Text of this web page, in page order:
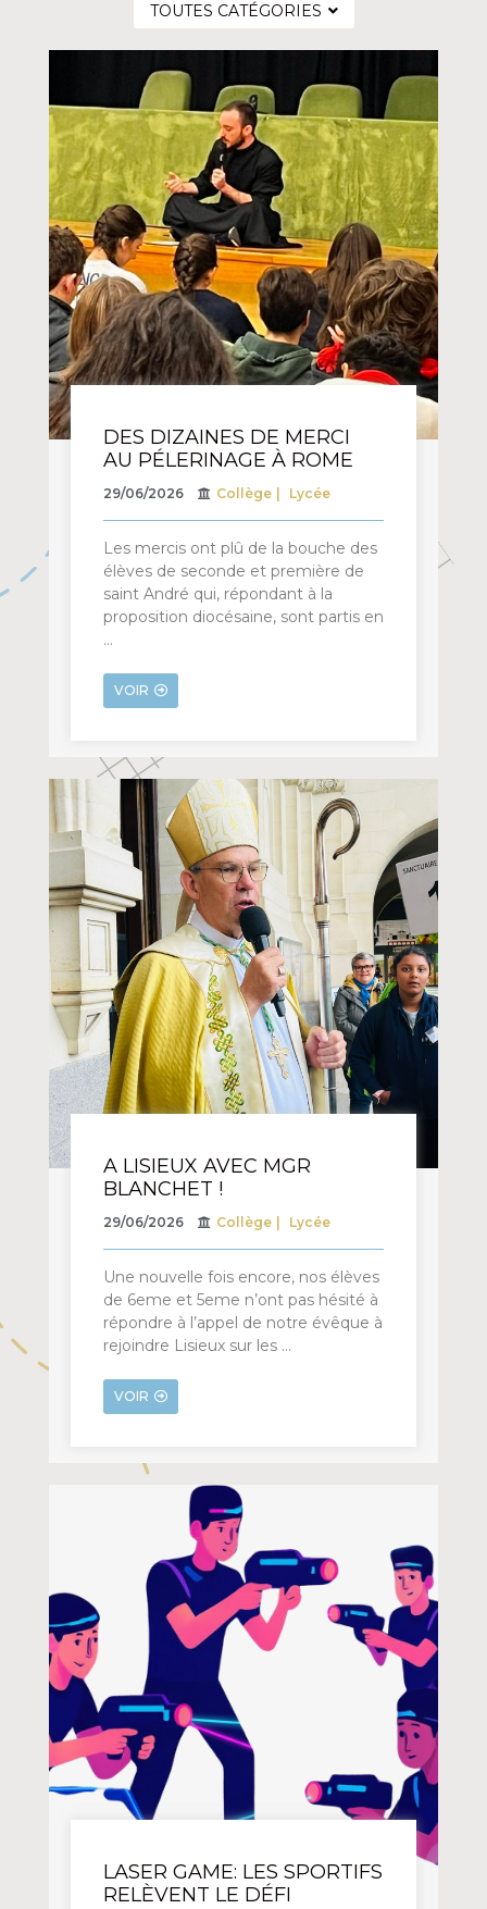
TOUTES CATÉGORIES
DES DIZAINES DE MERCI
AU PÉLERINAGE À ROME
29/06/2026 Collège Lycée
Les mercis ont plû de la bouche des
élèves de seconde et première de
saint André qui, répondant à la
proposition diocésaine, sont partis en
…
VOIR
A LISIEUX AVEC MGR
BLANCHET !
29/06/2026 Collège Lycée
Une nouvelle fois encore, nos élèves
de 6eme et 5eme n’ont pas hésité à
répondre à l’appel de notre évêque à
rejoindre Lisieux sur les …
VOIR
LASER GAME: LES SPORTIFS
RELÈVENT LE DÉFI